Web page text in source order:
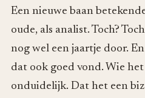
Een nieuwe baan
oude, als analist. Toch?
nog wel een jaartje door.
dat ook goed vond. Wie
onduidelijk. Dat het een